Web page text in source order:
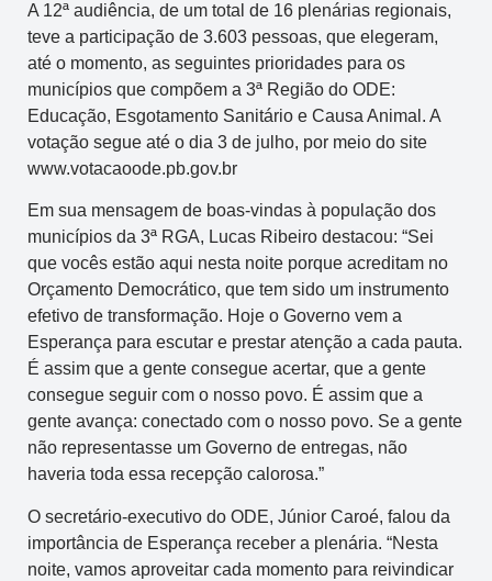
A 12ª audiência, de um total de 16 plenárias regionais,
teve a participação de 3.603 pessoas, que elegeram,
até o momento, as seguintes prioridades para os
municípios que compõem a 3ª Região do ODE:
Educação, Esgotamento Sanitário e Causa Animal. A
votação segue até o dia 3 de julho, por meio do site
www.votacaoode.pb.gov.br
Em sua mensagem de boas-vindas à população dos
municípios da 3ª RGA, Lucas Ribeiro destacou: “Sei
que vocês estão aqui nesta noite porque acreditam no
Orçamento Democrático, que tem sido um instrumento
efetivo de transformação. Hoje o Governo vem a
Esperança para escutar e prestar atenção a cada pauta.
É assim que a gente consegue acertar, que a gente
consegue seguir com o nosso povo. É assim que a
gente avança: conectado com o nosso povo. Se a gente
não representasse um Governo de entregas, não
haveria toda essa recepção calorosa.”
O secretário-executivo do ODE, Júnior Caroé, falou da
importância de Esperança receber a plenária. “Nesta
noite, vamos aproveitar cada momento para reivindicar